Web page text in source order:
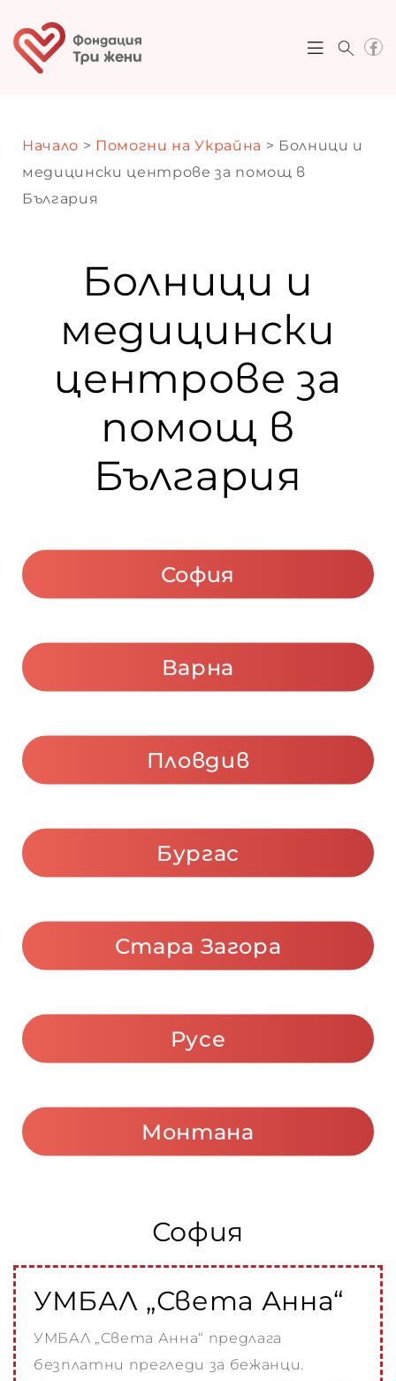
Начало > Помогни на Украйна > Болници и
медицински центрове за помощ в
България
Болници и
медицински
центрове за
помощ в
България
София
Варна
Пловдив
Бургас
Стара Загора
Русе
Монтана
София
УМБАЛ „Света Анна“
УМБАЛ „Света Анна“ предлага
безплатни прегледи за бежанци.